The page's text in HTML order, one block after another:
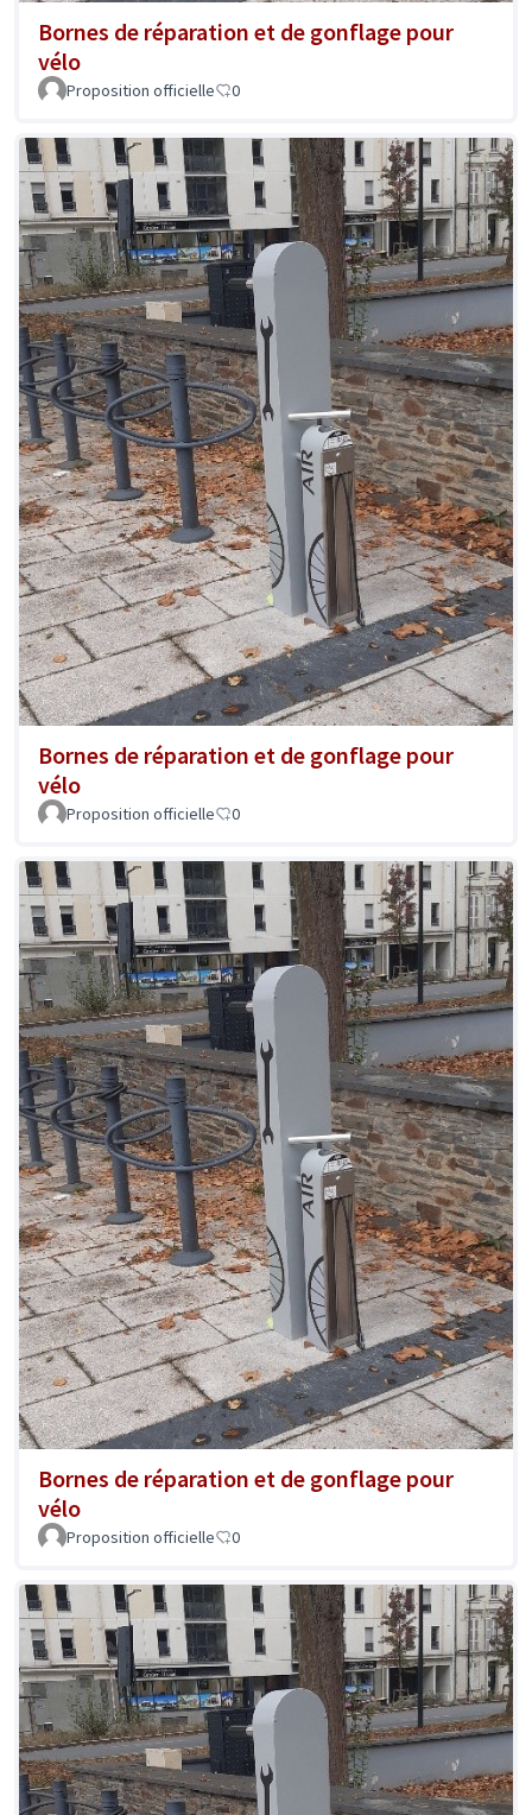
Bornes de réparation et de gonflage pour
vélo
Proposition officielle 0
Bornes de réparation et de gonflage pour
vélo
Proposition officielle 0
Bornes de réparation et de gonflage pour
vélo
Proposition officielle 0